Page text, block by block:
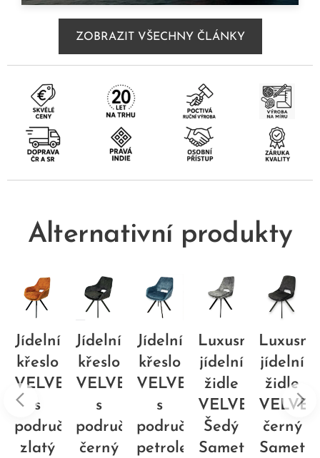
ZOBRAZIT VŠECHNY ČLÁNKY
Alternativní produkty
Jídelní
křeslo
VELVET
s
područkami
zlatý
Jídelní
křeslo
VELVET
s
područkami
černý
Jídelní
křeslo
VELVET
s
područkami
petrolejový
Luxusní
jídelní
židle
VELVET:
Šedý
Samet
Luxusní
jídelní
židle
VELVET
černý
Samet